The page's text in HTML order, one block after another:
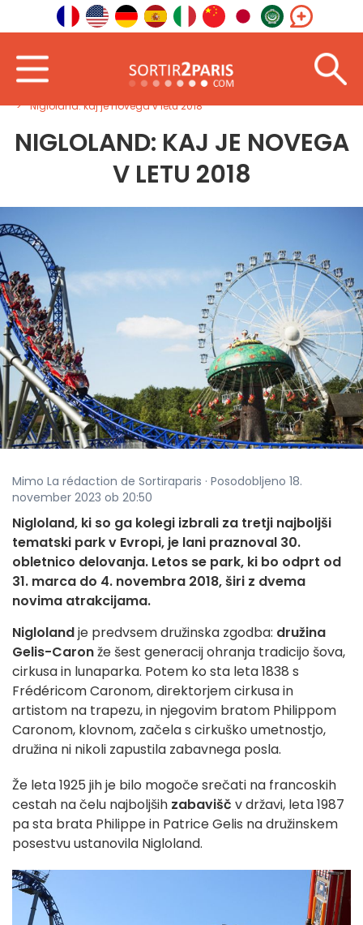
Nigloland: kaj je novega v letu 2018
NIGLOLAND: KAJ JE NOVEGA
V LETU 2018
Mimo La rédaction de Sortiraparis · Posodobljeno 18.
november 2023 ob 20:50
Nigloland, ki so ga kolegi izbrali za tretji najboljši
tematski park v Evropi, je lani praznoval 30.
obletnico delovanja. Letos se park, ki bo odprt od
31. marca do 4. novembra 2018, širi z dvema
novima atrakcijama.
Niglolandje predvsem družinska zgodba: družina
Gelis-Caronže šest generacij ohranja tradicijo šova,
cirkusa in lunaparka. Potem ko sta leta 1838 s
Frédéricom Caronom, direktorjem cirkusa in
artistom na trapezu, in njegovim bratom Philippom
Caronom, klovnom, začela s cirkuško umetnostjo,
družina ni nikoli zapustila zabavnega posla.
Že leta 1925 jih je bilo mogoče srečati na francoskih
cestah na čelu najboljših zabavišč v državi, leta 1987
pa sta brata Philippe in Patrice Gelis na družinskem
posestvu ustanovila Nigloland.